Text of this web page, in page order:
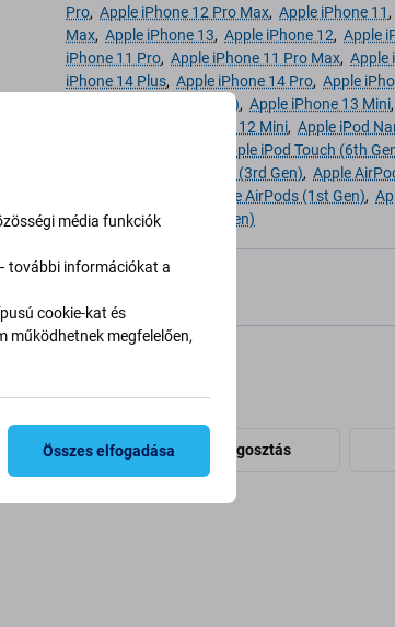
Pro, Apple iPhone 12 Pro Max, Apple iPhone 11 ,
Max, Apple iPhone 13, Apple iPhone 12, Apple
iPhone 11 Pro, Apple iPhone 11 Pro Max, Apple
iPhone 14 Plus, Apple iPhone 14 Pro, Apple
iPhone SE (3rd Gen 2022), Apple iPhone 13 Mini,
Apple iPhone 12 Mini, Apple iPod
Apple iPod Touch (6th
Apple AirPods (3rd Gen), Apple
Apple AirPods (1st Gen),
Apple AirPods Pro (1st Gen)
Hozzáadás a
Megosztás
média funkciók
további információkat a
cookie-kat és
működhetnek megfelelően,
Összes elfogadása